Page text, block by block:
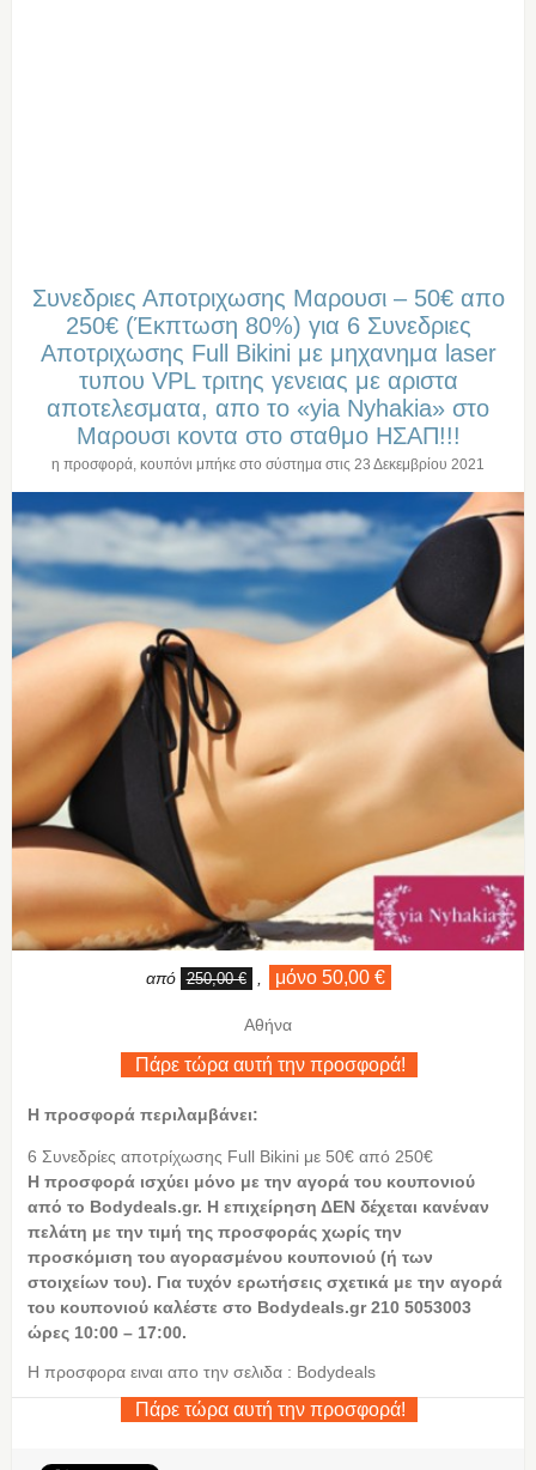
Συνεδριες Αποτριχωσης Μαρουσι – 50€ απο
250€ (Έκπτωση 80%) για 6 Συνεδριες
Αποτριχωσης Full Bikini με μηχανημα laser
τυπου VPL τριτης γενειας με αριστα
αποτελεσματα, απο το «yia Nyhakia» στο
Μαρουσι κοντα στο σταθμο ΗΣΑΠ!!!
η προσφορά, κουπόνι μπήκε στο σύστημα στις 23 Δεκεμβρίου 2021
από 250,00 € μόνο 50,00 €
Αθήνα
Πάρε τώρα αυτή την προσφορά!
Η προσφορά περιλαμβάνει:
6 Συνεδρίες αποτρίχωσης Full Bikini με 50€ από 250€
Η προσφορά ισχύει μόνο με την αγορά του κουπονιού
από το Bodydeals.gr. Η επιχείρηση ΔΕΝ δέχεται κανέναν
πελάτη με την τιμή της προσφοράς χωρίς την
προσκόμιση του αγορασμένου κουπονιού (ή των
στοιχείων του). Για τυχόν ερωτήσεις σχετικά με την αγορά
του κουπονιού καλέστε στο Bodydeals.gr 210 5053003
ώρες 10:00 – 17:00.
Η προσφορα ειναι απο την σελιδα : Bodydeals
Πάρε τώρα αυτή την προσφορά!